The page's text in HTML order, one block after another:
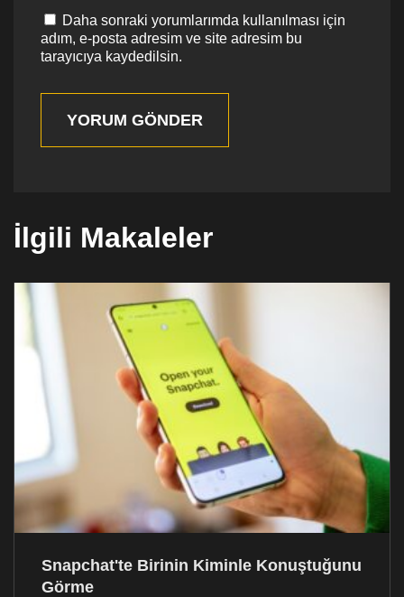
Daha sonraki yorumlarımda kullanılması için
adım, e-posta adresim ve site adresim bu
tarayıcıya kaydedilsin.
YORUM GÖNDER
İlgili Makaleler
Snapchat'te Birinin Kiminle Konuştuğunu
Görme